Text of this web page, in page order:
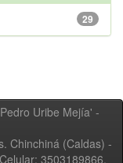
29
Uribe Mejía' -
Chinchiná (Caldas) -
3503189866,